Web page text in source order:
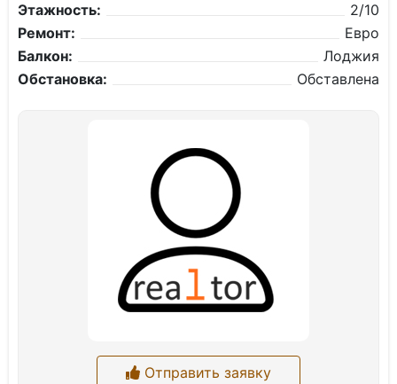
Этажность:
2/10
Ремонт:
Евро
Балкон:
Лоджия
Обстановка:
Обставлена
Отправить заявку